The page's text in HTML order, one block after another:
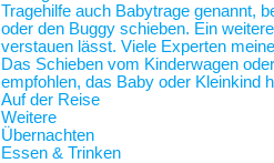
Tragehilfe auch Babytrage genannt,
oder den Buggy schieben. Ein
verstauen lässt. Viele Experten
Das Schieben vom Kinderwagen
empfohlen, das Baby oder Kleinkind
Auf der Reise
Weitere
Übernachten
Essen & Trinken